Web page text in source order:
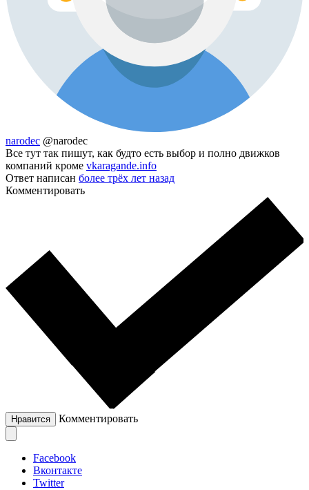
narodec @narodec
Все тут так пишут, как будто есть выбор и полно движков
компаний кроме vkaragande.info
Ответ написан более трёх лет назад
Комментировать
Нравится Комментировать
Facebook
Вконтакте
Twitter